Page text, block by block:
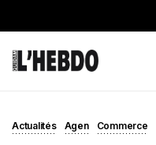
Actualités Agen Commerce